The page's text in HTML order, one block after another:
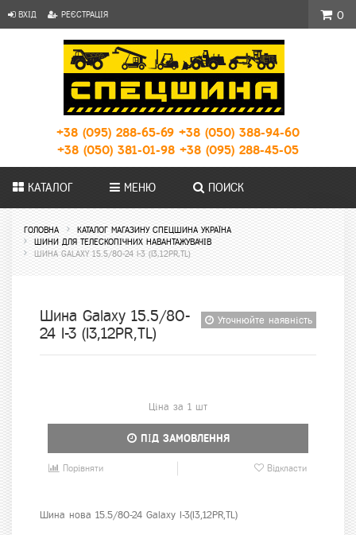
ВХІД РЕЄСТРАЦІЯ
+38 (095) 288-65-69 +38 (050) 388-94-60
+38 (050) 381-01-98 +38 (095) 288-45-05
КАТАЛОГ МЕНЮ ПОИСК
ГОЛОВНА
КАТАЛОГ МАГАЗИНУ СПЕЦШИНА УКРАЇНА
ШИНИ ДЛЯ ТЕЛЕСКОПІЧНИХ НАВАНТАЖУВАЧІВ
ШИНА GALAXY 15.5/80-24 I-3 (I3,12PR,TL)
Уточнюйте наявність
Шина Galaxy 15.5/80-
24 I-3 (I3,12PR,TL)
Ціна за 1 шт
ПІД ЗАМОВЛЕННЯ
Порівняти Відкласти
Шина нова 15.5/80-24 Galaxy I-3(I3,12PR,TL)
0